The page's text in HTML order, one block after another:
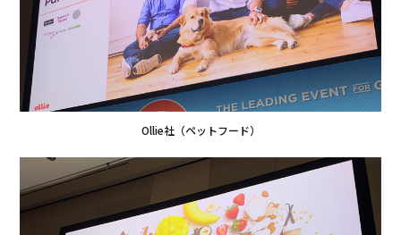
Ollie社（ペットフード）